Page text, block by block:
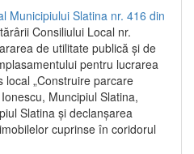
Municipiului Slatina nr. 416 din
Consiliului Local nr.
de utilitate publică și de
pentru lucrarea
„Construire parcare
Muncipiul Slatina,
Slatina și declanșarea
cuprinse în coridorul